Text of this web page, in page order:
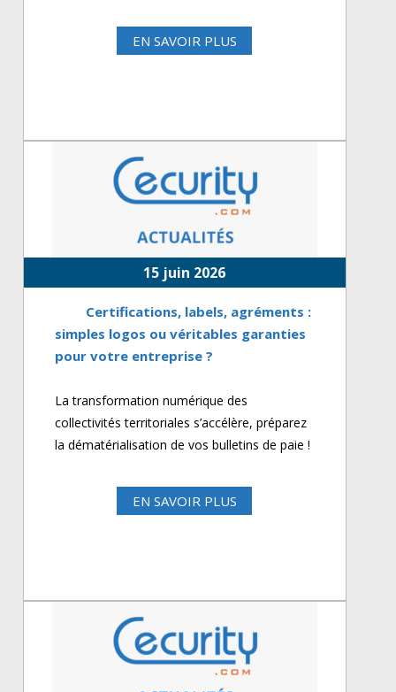
EN SAVOIR PLUS
15 juin 2026
Certifications, labels, agréments :
simples logos ou véritables garanties
pour votre entreprise ?
La transformation numérique des
collectivités territoriales s’accélère, préparez
la dématérialisation de vos bulletins de paie !
EN SAVOIR PLUS